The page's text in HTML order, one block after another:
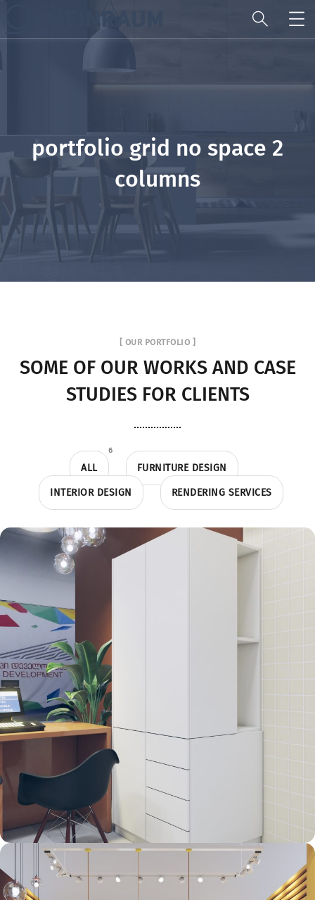
portfolio grid no space 2
columns
[ OUR PORTFOLIO ]
SOME OF OUR WORKSAND CASE
STUDIES FOR CLIENTS
ALL
6
FURNITURE DESIGN
INTERIOR DESIGN RENDERING SERVICES
ავეჯი – ფოტო 28
FURNITURE DESIGN